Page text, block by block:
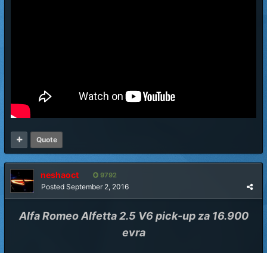
Quote
neshaoct 9792
Posted September 2, 2016
Alfa Romeo Alfetta 2.5 V6 pick-up za 16.900
evra